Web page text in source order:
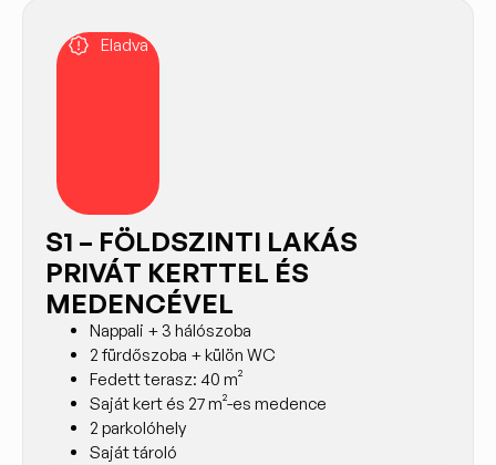
Eladva
S1 – FÖLDSZINTI LAKÁS
PRIVÁT KERTTEL ÉS
MEDENCÉVEL
Nappali + 3 hálószoba
2 fürdőszoba + külön WC
Fedett terasz: 40 m²
Saját kert és 27 m²-es medence
2 parkolóhely
Saját tároló